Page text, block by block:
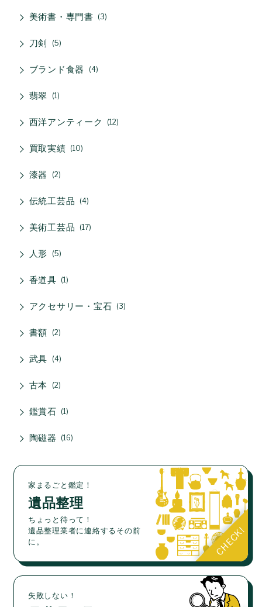
美術書・専門書 3
刀剣 5
ブランド食器 4
翡翠 1
西洋アンティーク 12
買取実績 10
漆器 2
伝統工芸品 4
美術工芸品 17
人形 5
香道具 1
アクセサリー・宝石 3
書額 2
武具 4
古本 2
鑑賞石 1
陶磁器 16
家まるごと鑑定！
遺品整理
ちょっと待って！
遺品整理業者に連絡するその前
に。
失敗しない！